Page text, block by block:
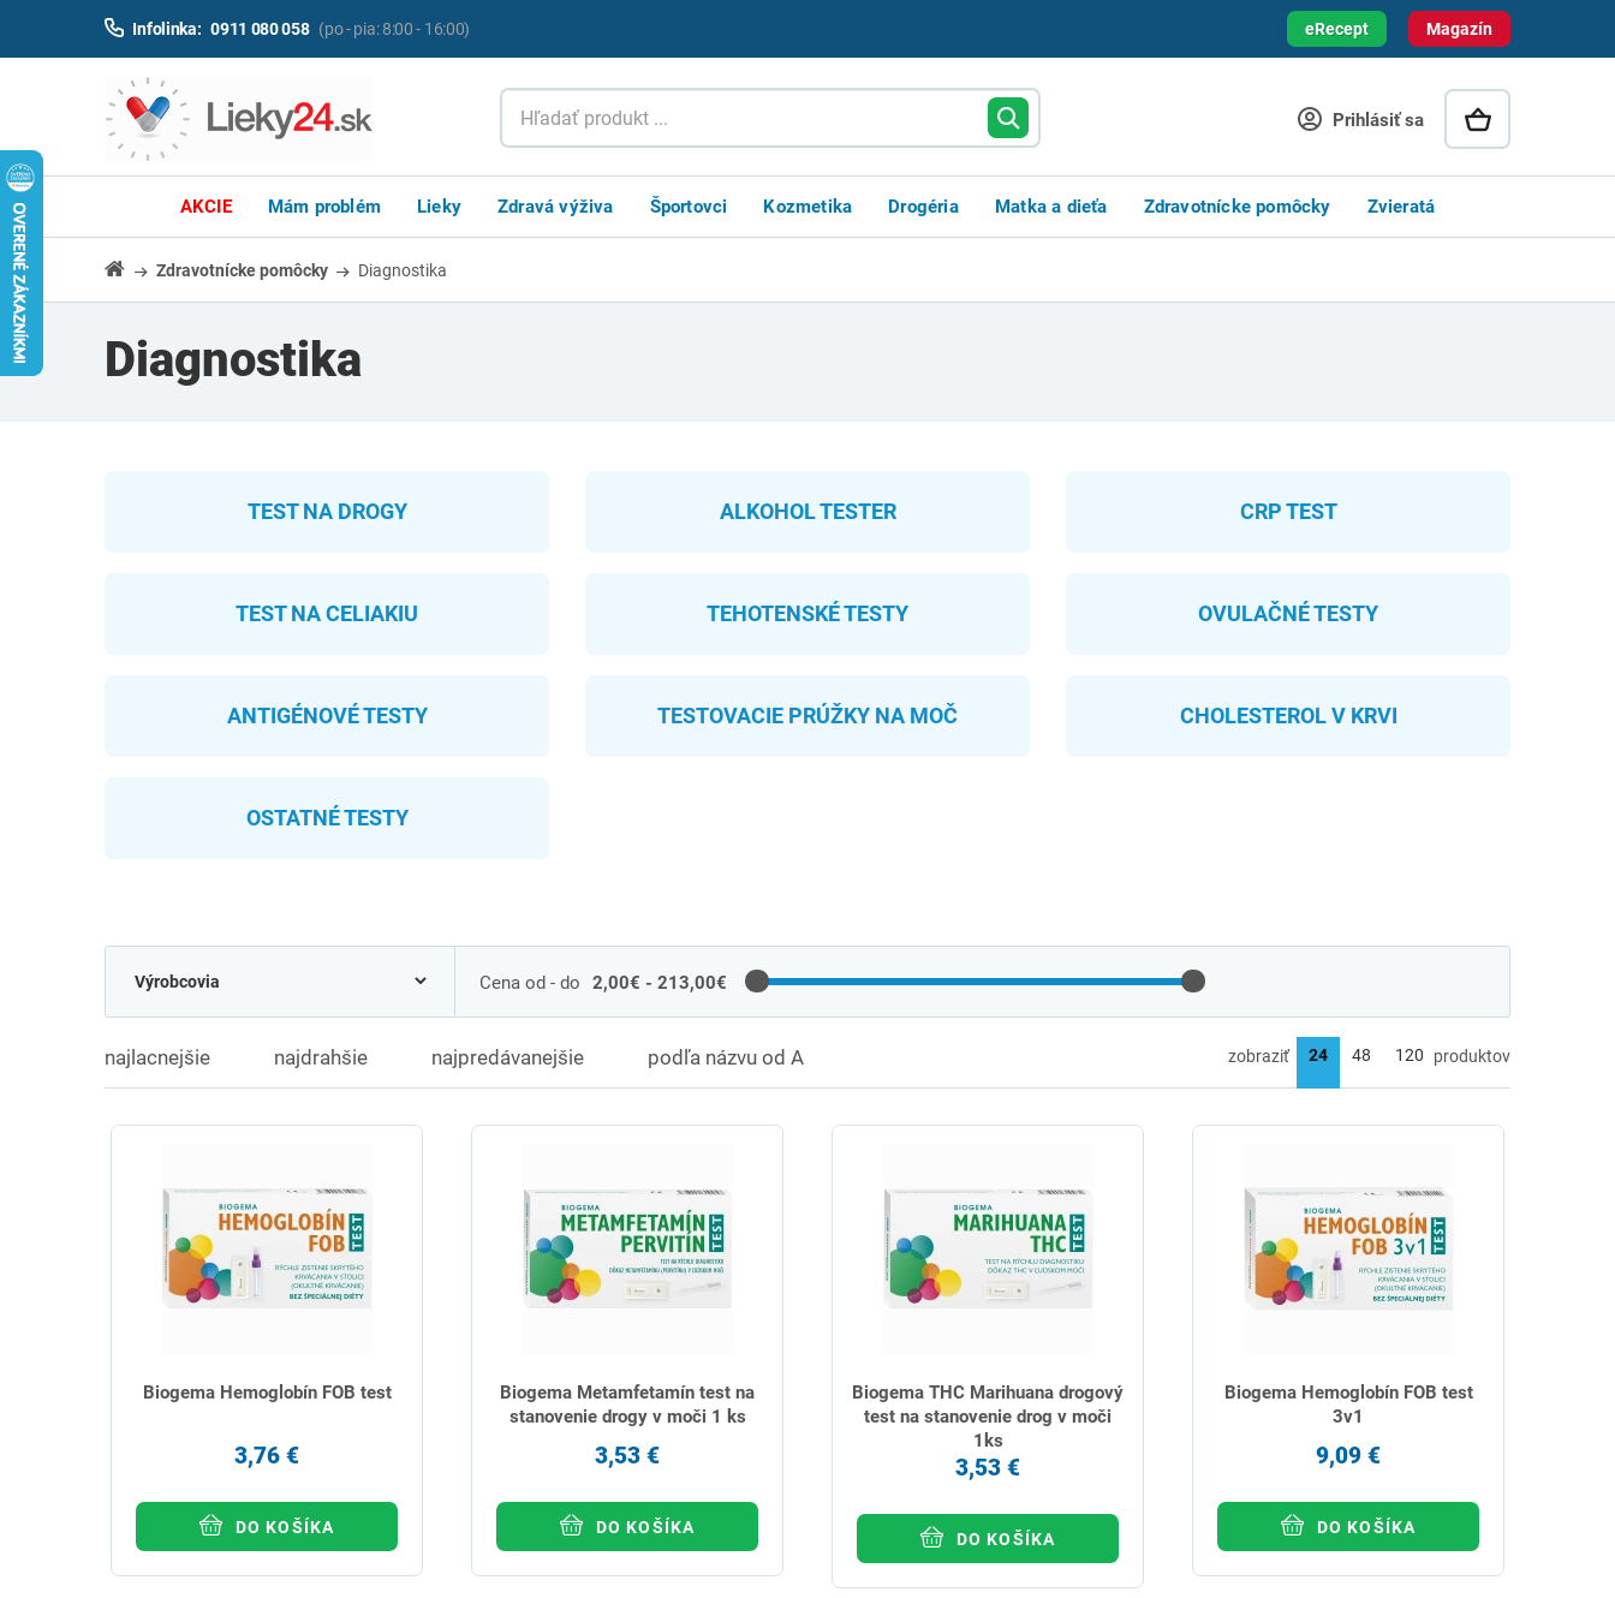
Magazín
Infolinka: 0911 080 058 (po - pia: 8:00 - 16:00) eRecept
Prihlásiť sa
AKCIE Mám problém Lieky Zdravá výživa Športovci Kozmetika Drogéria Matka a dieťa Zdravotnícke pomôcky Zvieratá
Zdravotnícke pomôcky Diagnostika
Diagnostika
TEST NA DROGY ALKOHOL TESTER CRP TEST
TEST NA CELIAKIU TEHOTENSKÉ TESTY OVULAČNÉ TESTY
ANTIGÉNOVÉ TESTY TESTOVACIE PRÚŽKY NA MOČ CHOLESTEROL V KRVI
OSTATNÉ TESTY
Cena od - do 2,00€ - 213,00€
najlacnejšie najdrahšie najpredávanejšie podľa názvu od A zobraziť produktov
Biogema Hemoglobín FOB test
3,76 €
DO KOŠÍKA
Biogema Metamfetamín test na
stanovenie drogy v moči 1 ks
3,53 €
DO KOŠÍKA
Biogema THC Marihuana drogový
test na stanovenie drog v moči
1ks
3,53 €
DO KOŠÍKA
Biogema Hemoglobín FOB test
3v1
9,09 €
DO KOŠÍKA